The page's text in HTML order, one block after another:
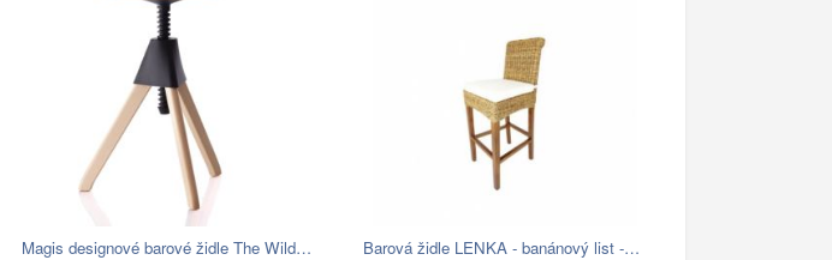
Magis designové barové židle The Wild… Barová židle LENKA - banánový list -…